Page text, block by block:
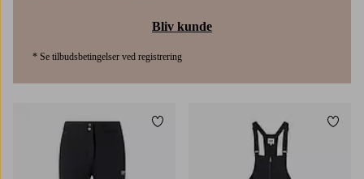
Bliv kunde
* Se tilbudsbetingelser ved registrering
Tilføj til favoritter